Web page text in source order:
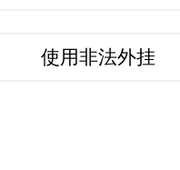
使用非法外挂